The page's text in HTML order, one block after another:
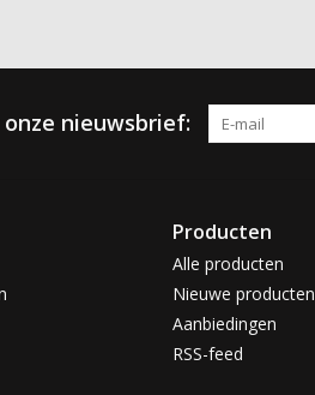
nieuwsbrief:
Producten
Alle producten
Nieuwe producten
Aanbiedingen
RSS-feed